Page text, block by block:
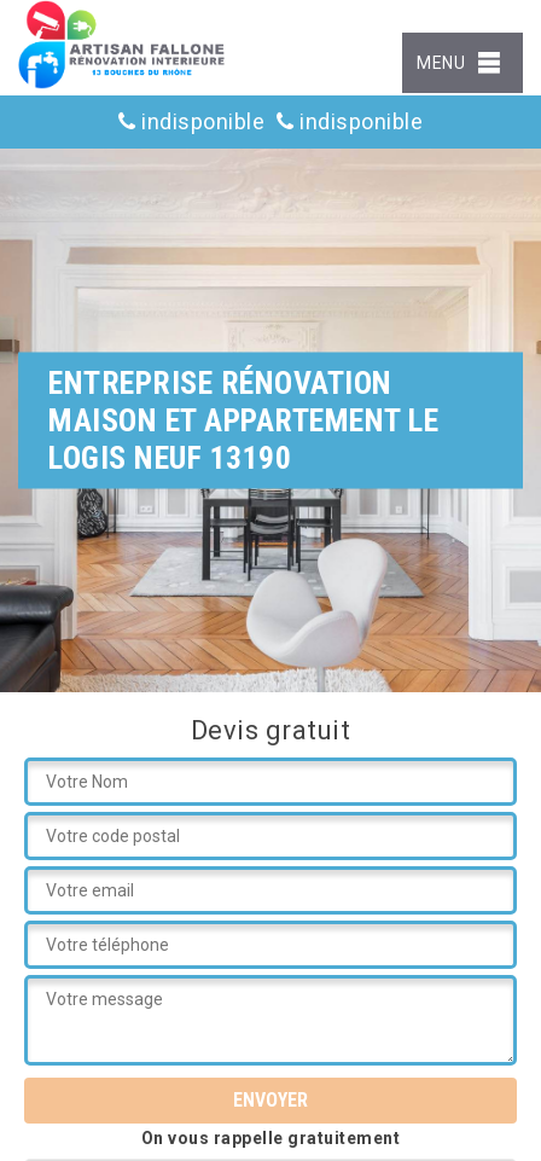
MENU
indisponible indisponible
ENTREPRISE RÉNOVATION
MAISON ET APPARTEMENT LE
LOGIS NEUF 13190
Devis gratuit
On vous rappelle gratuitement